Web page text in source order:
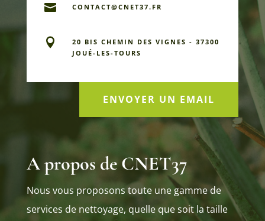
 CONTACT@CNET37.FR

20 BIS CHEMIN DES VIGNES - 37300
JOUÉ-LES-TOURS
ENVOYER UN EMAIL
A propos de CNET37
Nous vous proposons toute une gamme de
services de nettoyage, quelle que soit la taille